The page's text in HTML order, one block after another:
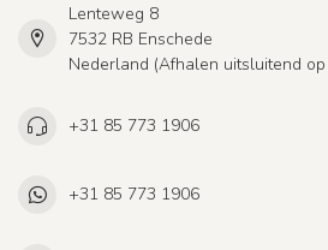
Lenteweg 8
7532 RB Enschede
Nederland (Afhalen uitsluitend
+31 85 773 1906
+31 85 773 1906